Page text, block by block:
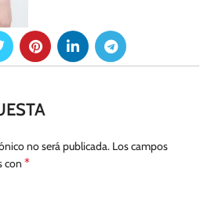
no será publicada. Los campos
con *